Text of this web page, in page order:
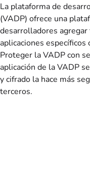
La plataforma de
(VADP) ofrece una
desarrolladores agregar
aplicaciones específicos
Proteger la VADP con
aplicación de la VADP
y cifrado la hace más
terceros.